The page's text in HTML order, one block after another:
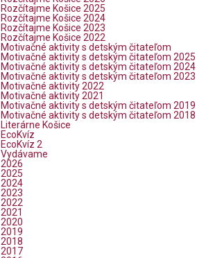
Rozčítajme Košice 2025
Rozčítajme Košice 2024
Rozčítajme Košice 2023
Rozčítajme Košice 2022
Motivačné aktivity s detským čitateľom
Motivačné aktivity s detským čitateľom 2025
Motivačné aktivity s detským čitateľom 2024
Motivačné aktivity s detským čitateľom 2023
Motivačné aktivity 2022
Motivačné aktivity 2021
Motivačné aktivity s detským čitateľom 2019
Motivačné aktivity s detským čitateľom 2018
Literárne Košice
EcoKvíz
EcoKvíz 2
Vydávame
2026
2025
2024
2023
2022
2021
2020
2019
2018
2017